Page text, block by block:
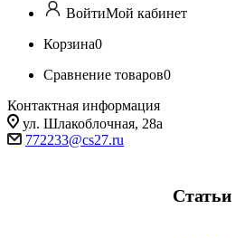
ВойтиМой кабинет
Корзина0
Сравнение товаров0
Контактная информация
ул. Шлакоблочная, 28а
772233@cs27.ru
Статьи